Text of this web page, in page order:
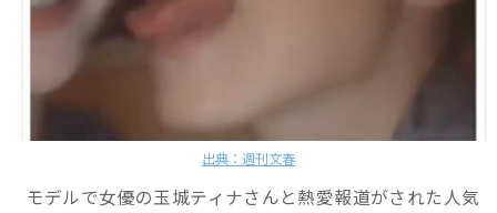
出典：週刊文春
モデルで女優の玉城ティナさんと熱愛報道がされた人気